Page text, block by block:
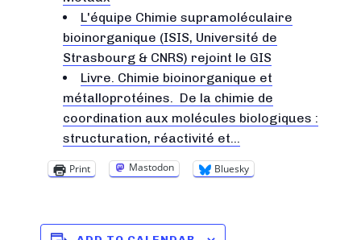
L'équipe Chimie supramoléculaire
bioinorganique (ISIS, Université de
Strasbourg & CNRS) rejoint le GIS
Livre. Chimie bioinorganique et
métalloprotéines. De la chimie de
coordination aux molécules biologiques :
structuration, réactivité et…
Print Mastodon Bluesky